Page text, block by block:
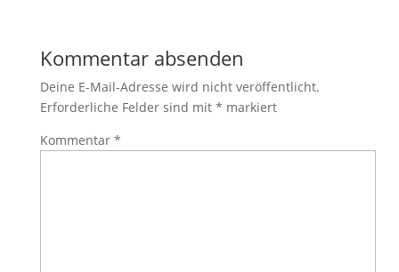
Kommentar absenden
Deine E-Mail-Adresse wird nicht veröffentlicht.
Erforderliche Felder sind mit * markiert
Kommentar *